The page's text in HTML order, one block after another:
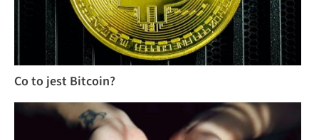
Co to jest Bitcoin?